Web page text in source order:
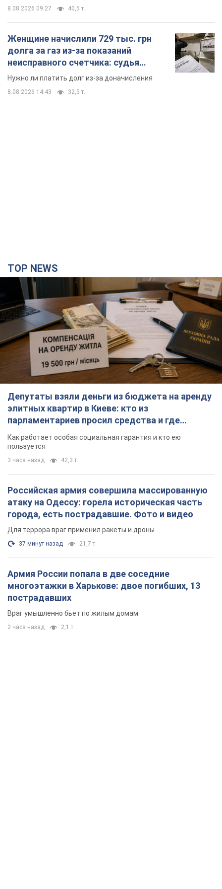
8.08.2026 09:27 40,5 т.
Женщине начислили 729 тыс. грн
долга за газ из-за показаний
неисправного счетчика: судья
вынес неожиданное решение
Нужно ли платить долг из-за доначисления
8.08.2026 14:43 32,5 т.
TOP NEWS
Депутаты взяли деньги из бюджета на аренду
элитных квартир в Киеве: кто из
парламентариев просил средства и где
поселился
Как работает особая социальная гарантия и кто ею
пользуется
3 часа назад 42,3 т.
Российская армия совершила массированную
атаку на Одессу: горела историческая часть
города, есть пострадавшие. Фото и видео
Для террора враг применил ракеты и дроны
37 минут назад 21,7 т.
Армия России попала в две соседние
многоэтажки в Харькове: двое погибших, 13
пострадавших
Враг умышленно бьет по жилым домам
2 часа назад 2,1 т.